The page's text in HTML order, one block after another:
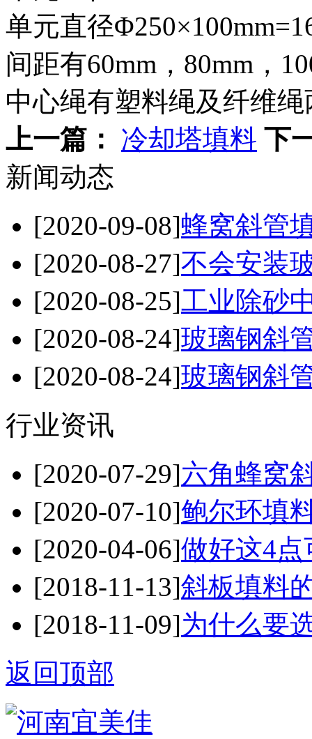
单元直径
间距有60mm，80mm，
中心绳有塑料绳及纤维绳
上一篇：
冷却塔填料 下
新闻动态
[2020-09-08]蜂窝斜管
[2020-08-27]不会安装
[2020-08-25]工业除砂
[2020-08-24]玻璃钢斜
[2020-08-24]玻璃钢斜
行业资讯
[2020-07-29]六角蜂窝
[2020-07-10]鲍尔环填
[2020-04-06]做好这4
[2018-11-13]斜板填料
[2018-11-09]为什么要
返回顶部